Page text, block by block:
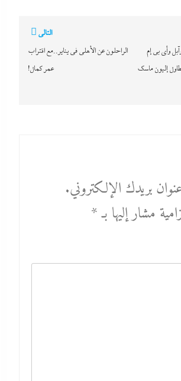
وأى بي إم
إليون ماسك
التالي
الراحلون عن الأهلى في يناير..مع اقتراب
عمر كمال!
بريدك الإلكتروني.
مشار إليها بـ*